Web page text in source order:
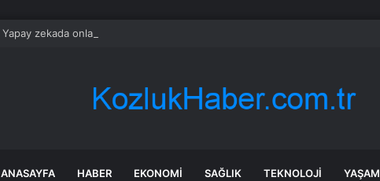
Yapay zekada onlarca uygulamanın yerini tek asistan alabilir
ANASAYFA HABER EKONOMI SAĞLIK TEKNOLOJI YAŞAM